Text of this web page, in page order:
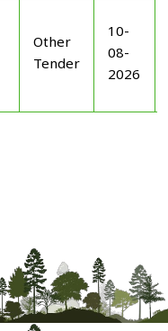
Other
Tender
10-
08-
2026